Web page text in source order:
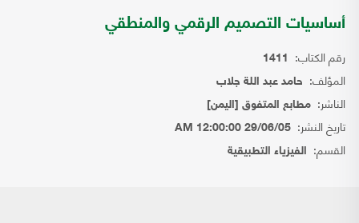
أساسيات التصميم الرقمي والمنطقي
رقم الكتاب: 1411
المؤلف: حامد عبد اللة جلاب
الناشر: مطابع المتفوق [اليمن]
تاريخ النشر: 29/06/05 12:00:00 AM
القسم: الفيزياء التطبيقية